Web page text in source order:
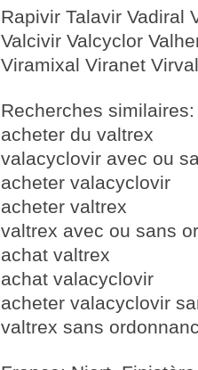
Rapivir Talavir Vadiral
Valcivir Valcyclor
Viramixal Viranet
Recherches similaires:
acheter du valtrex
valacyclovir avec ou
acheter valacyclovir
acheter valtrex
valtrex avec ou sans
achat valtrex
achat valacyclovir
acheter valacyclovir
valtrex sans